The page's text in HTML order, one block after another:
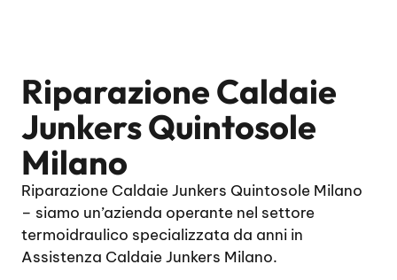
Riparazione Caldaie
Junkers Quintosole
Milano
Riparazione Caldaie Junkers Quintosole Milano
– siamo un’azienda operante nel settore
termoidraulico specializzata da anni in
Assistenza Caldaie Junkers Milano.